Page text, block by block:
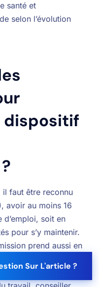
santé et
selon l’évolution
dispositif
faut être reconnu
avoir au moins 16
d’emploi, soit en
pour s’y maintenir.
prend aussi en
l’environnement
réalisé par
Sur L'article ?